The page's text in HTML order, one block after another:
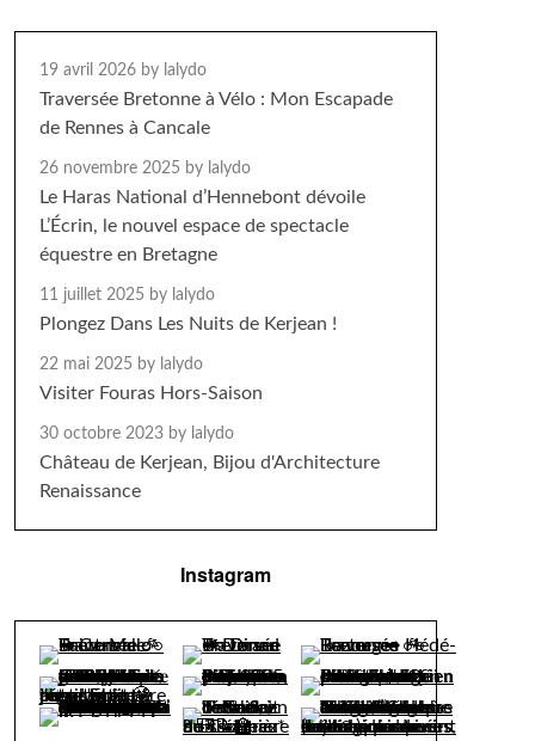
19 avril 2026 by lalydo
Traversée Bretonne à Vélo : Mon Escapade
de Rennes à Cancale
26 novembre 2025 by lalydo
Le Haras National d’Hennebont dévoile
L’Écrin, le nouvel espace de spectacle
équestre en Bretagne
11 juillet 2025 by lalydo
Plongez Dans Les Nuits de Kerjean !
22 mai 2025 by lalydo
Visiter Fouras Hors-Saison
30 octobre 2023 by lalydo
Château de Kerjean, Bijou d'Architecture
Renaissance
Instagram